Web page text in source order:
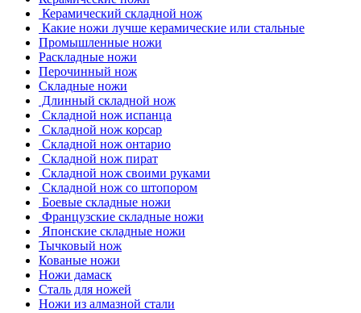
Керамический складной нож
Какие ножи лучше керамические или стальные
Промышленные ножи
Раскладные ножи
Перочинный нож
Складные ножи
Длинный складной нож
Складной нож испанца
Складной нож корсар
Складной нож онтарио
Складной нож пират
Складной нож своими руками
Складной нож со штопором
Боевые складные ножи
Французские складные ножи
Японские складные ножи
Тычковый нож
Кованые ножи
Ножи дамаск
Сталь для ножей
Ножи из алмазной стали